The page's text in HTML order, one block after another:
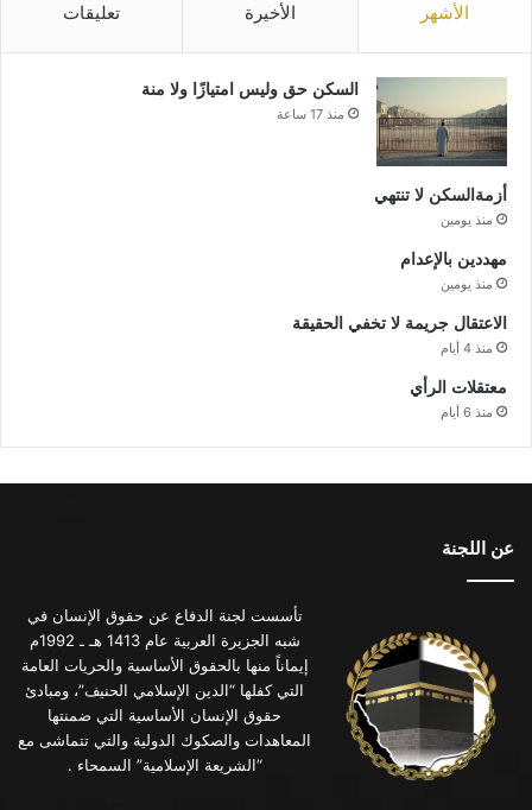
الأشهر الأخيرة تعليقات
السكن حق وليس امتيازًا ولا منة
منذ 17 ساعة
أزمةالسكن لا تنتهي
منذ يومين
مهددين بالإعدام
منذ يومين
الاعتقال جريمة لا تخفي الحقيقة
منذ 4 أيام
معتقلات الرأي
منذ 6 أيام
عن اللجنة
تأسست لجنة الدفاع عن حقوق الإنسان في
شبه الجزيرة العربية عام 1413 هـ ـ 1992م
إيماناً منها بالحقوق الأساسية والحريات العامة
التي كفلها “الدين الإسلامي الحنيف”، ومبادئ
حقوق الإنسان الأساسية التي ضمنتها
المعاهدات والصكوك الدولية والتي تتماشى مع
“الشريعة الإسلامية” السمحاء .